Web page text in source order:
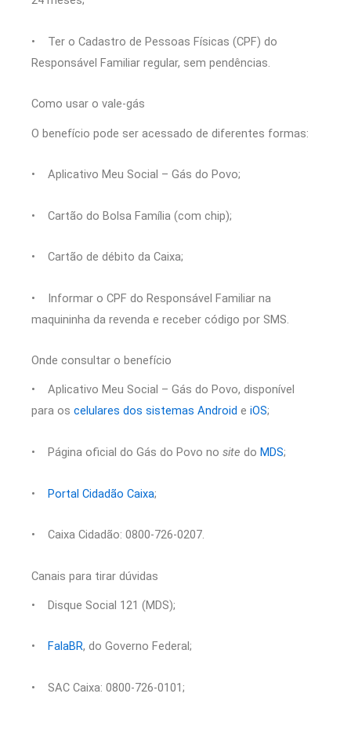
• Ter o Cadastro de Pessoas Físicas (CPF) do
Responsável Familiar regular, sem pendências.
Como usar o vale-gás
O benefício pode ser acessado de diferentes formas:
• Aplicativo Meu Social – Gás do Povo;
• Cartão do Bolsa Família (com chip);
• Cartão de débito da Caixa;
• Informar o CPF do Responsável Familiar na
maquininha da revenda e receber código por SMS.
Onde consultar o benefício
• Aplicativo Meu Social – Gás do Povo, disponível
para os celulares dos sistemas Android e iOS;
• Página oficial do Gás do Povo no site do MDS;
• Portal Cidadão Caixa;
• Caixa Cidadão: 0800-726-0207.
Canais para tirar dúvidas
• Disque Social 121 (MDS);
• FalaBR, do Governo Federal;
• SAC Caixa: 0800-726-0101;